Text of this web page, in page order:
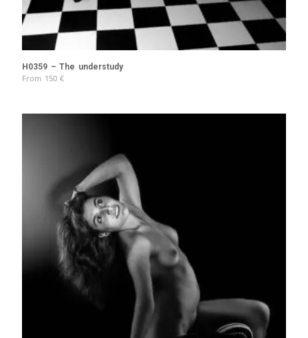
H0359 – The understudy
From 150 €